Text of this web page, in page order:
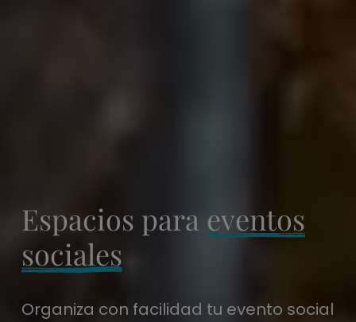
Espacios para eventos
sociales
Organiza con facilidad tu evento social